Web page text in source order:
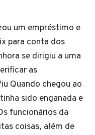
um empréstimo e
para conta dos
se dirigiu a uma
as
Quando chegou ao
sido enganada e
funcionários da
coisas, além de